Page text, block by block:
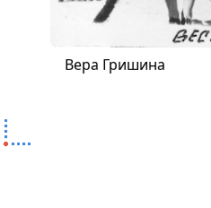
Вера Гришина